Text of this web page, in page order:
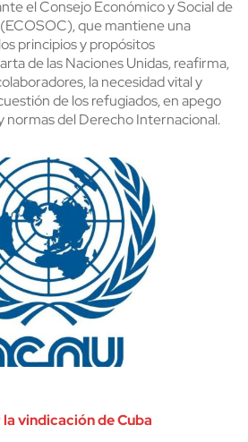
el Consejo Económico y Social de
que mantiene una
principios y propósitos
de las Naciones Unidas, reafirma,
la necesidad vital y
de los refugiados, en apego
normas del Derecho Internacional.
vindicación de Cuba